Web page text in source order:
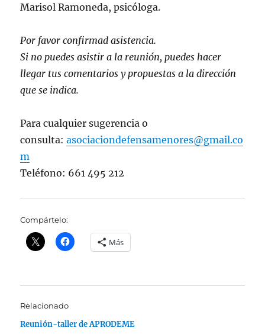
Marisol Ramoneda, psicóloga.
Por favor confirmad asistencia.
Si no puedes asistir a la reunión, puedes hacer
llegar tus comentarios y propuestas a la dirección
que se indica.
Para cualquier sugerencia o
consulta:asociaciondefensamenores@gmail.co
m
Teléfono: 661 495 212
Compártelo:
Más
Relacionado
Reunión-taller de APRODEME